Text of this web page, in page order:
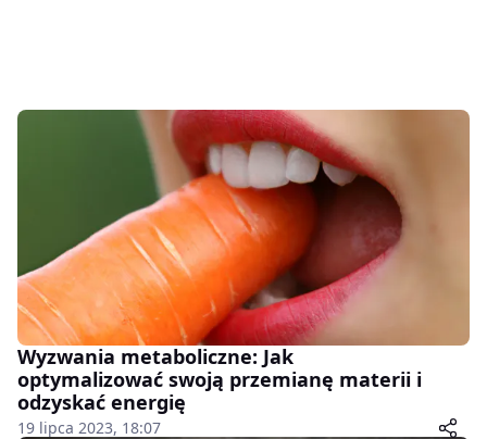
Wyzwania metaboliczne: Jak
optymalizować swoją przemianę materii i
odzyskać energię
19 lipca 2023, 18:07